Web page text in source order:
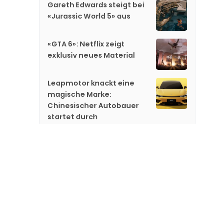
Gareth Edwards steigt bei
«Jurassic World 5» aus
«GTA 6»: Netflix zeigt
exklusiv neues Material
Leapmotor knackt eine
magische Marke:
Chinesischer Autobauer
startet durch